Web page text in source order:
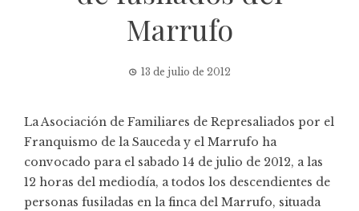
Marrufo
13 de julio de 2012
La Asociación de Familiares de Represaliados por el
Franquismo de la Sauceda y el Marrufo ha
convocado para el sabado 14 de julio de 2012, a las
12 horas del mediodía, a todos los descendientes de
personas fusiladas en la finca del Marrufo, situada